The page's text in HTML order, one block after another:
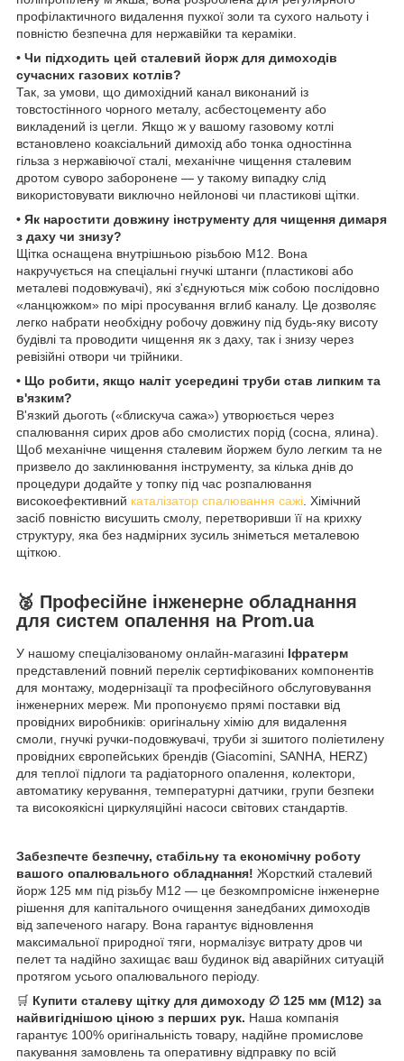
профілактичного видалення пухкої золи та сухого нальоту і
повністю безпечна для нержавійки та кераміки.
• Чи підходить цей сталевий йорж для димоходів
сучасних газових котлів?
Так, за умови, що димохідний канал виконаний із
товстостінного чорного металу, асбестоцементу або
викладений із цегли. Якщо ж у вашому газовому котлі
встановлено коаксіальний димохід або тонка одностінна
гільза з нержавіючої сталі, механічне чищення сталевим
дротом суворо заборонене — у такому випадку слід
використовувати виключно нейлонові чи пластикові щітки.
• Як наростити довжину інструменту для чищення димаря
з даху чи знизу?
Щітка оснащена внутрішньою різьбою М12. Вона
накручується на спеціальні гнучкі штанги (пластикові або
металеві подовжувачі), які з'єднуються між собою послідовно
«ланцюжком» по мірі просування вглиб каналу. Це дозволяє
легко набрати необхідну робочу довжину під будь-яку висоту
будівлі та проводити чищення як з даху, так і знизу через
ревізійні отвори чи трійники.
• Що робити, якщо наліт усередині труби став липким та
в'язким?
В'язкий дьоготь («блискуча сажа») утворюється через
спалювання сирих дров або смолистих порід (сосна, ялина).
Щоб механічне чищення сталевим йоржем було легким та не
призвело до заклинювання інструменту, за кілька днів до
процедури додайте у топку під час розпалювання
високоефективний каталізатор спалювання сажі. Хімічний
засіб повністю висушить смолу, перетворивши її на крихку
структуру, яка без надмірних зусиль зніметься металевою
щіткою.
🥈 Професійне інженерне обладнання
для систем опалення на Prom.ua
У нашому спеціалізованому онлайн-магазині Іфратерм
представлений повний перелік сертифікованих компонентів
для монтажу, модернізації та професійного обслуговування
інженерних мереж. Ми пропонуємо прямі поставки від
провідних виробників: оригінальну хімію для видалення
смоли, гнучкі ручки-подовжувачі, труби зі зшитого поліетилену
провідних європейських брендів (Giacomini, SANHA, HERZ)
для теплої підлоги та радіаторного опалення, колектори,
автоматику керування, температурні датчики, групи безпеки
та високоякісні циркуляційні насоси світових стандартів.
Забезпечте безпечну, стабільну та економічну роботу
вашого опалювального обладнання! Жорсткий сталевий
йорж 125 мм під різьбу М12 — це безкомпромісне інженерне
рішення для капітального очищення занедбаних димоходів
від запеченого нагару. Вона гарантує відновлення
максимальної природної тяги, нормалізує витрату дров чи
пелет та надійно захищає ваш будинок від аварійних ситуацій
протягом усього опалювального періоду.
🛒 Купити сталеву щітку для димоходу ∅ 125 мм (М12) за
найвигіднішою ціною з перших рук. Наша компанія
гарантує 100% оригінальність товару, надійне промислове
пакування замовлень та оперативну відправку по всій